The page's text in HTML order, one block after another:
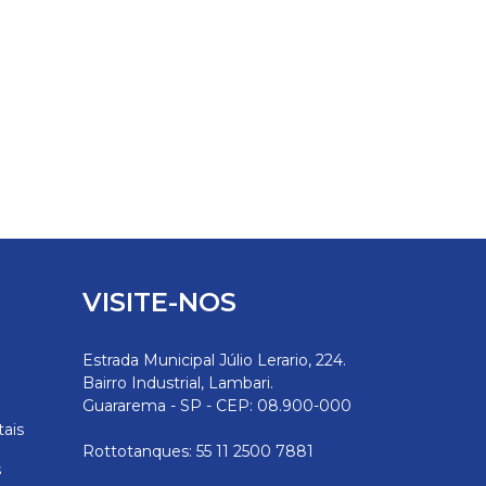
VISITE-NOS
Estrada Municipal Júlio Lerario, 224.
Bairro Industrial, Lambari.
Guararema - SP - CEP: 08.900-000
Rottotanques: 55 11 2500 7881